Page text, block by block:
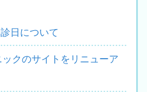
日について
クのサイトをリニューア